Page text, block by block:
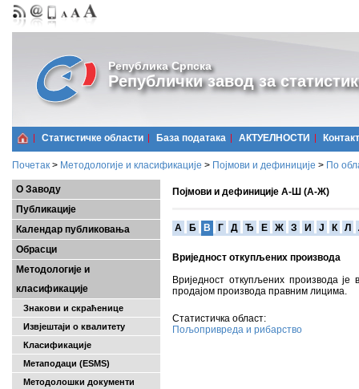
Република Српска
Републички завод за
Статистичке области Базa података АКТУЕЛНОСТИ Контакт
Почетак > Методологије и класификације > Појмови и дефиниције > По
О Заводу
Публикације
Календар публиковања
Обрасци
Методологије и
класификације
Знакови и скраћенице
Извјештаји о квалитету
Класификације
Метаподаци (ESMS)
Методолошки документи
Појмови и дефиниције А-Ш (А-Ж)
A Б В Г Д Ђ Е Ж З И Ј К Л
Вриједност откупљених производа
Вриједност откупљених производа је
продајом производа правним лицима.
Статистичка област:
Пољопривреда и рибарство